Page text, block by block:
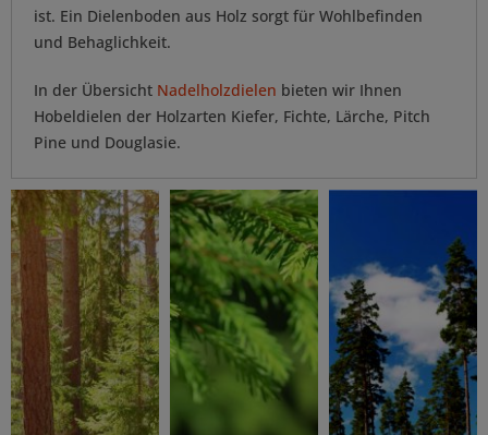
ist. Ein Dielenboden aus Holz sorgt für Wohlbefinden
und Behaglichkeit.
In der Übersicht Nadelholzdielen bieten wir Ihnen
Hobeldielen der Holzarten Kiefer, Fichte, Lärche, Pitch
Pine und Douglasie.